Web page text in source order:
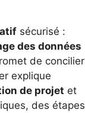
sécurisé :
des données
de concilier
explique
de projet et
des étapes